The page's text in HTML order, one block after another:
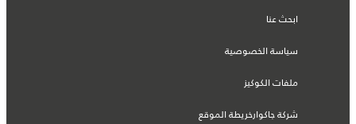
ابحث عنا
سياسة الخصوصية
ملفات الكوكيز
شركة جاكوارخريطة الموقع